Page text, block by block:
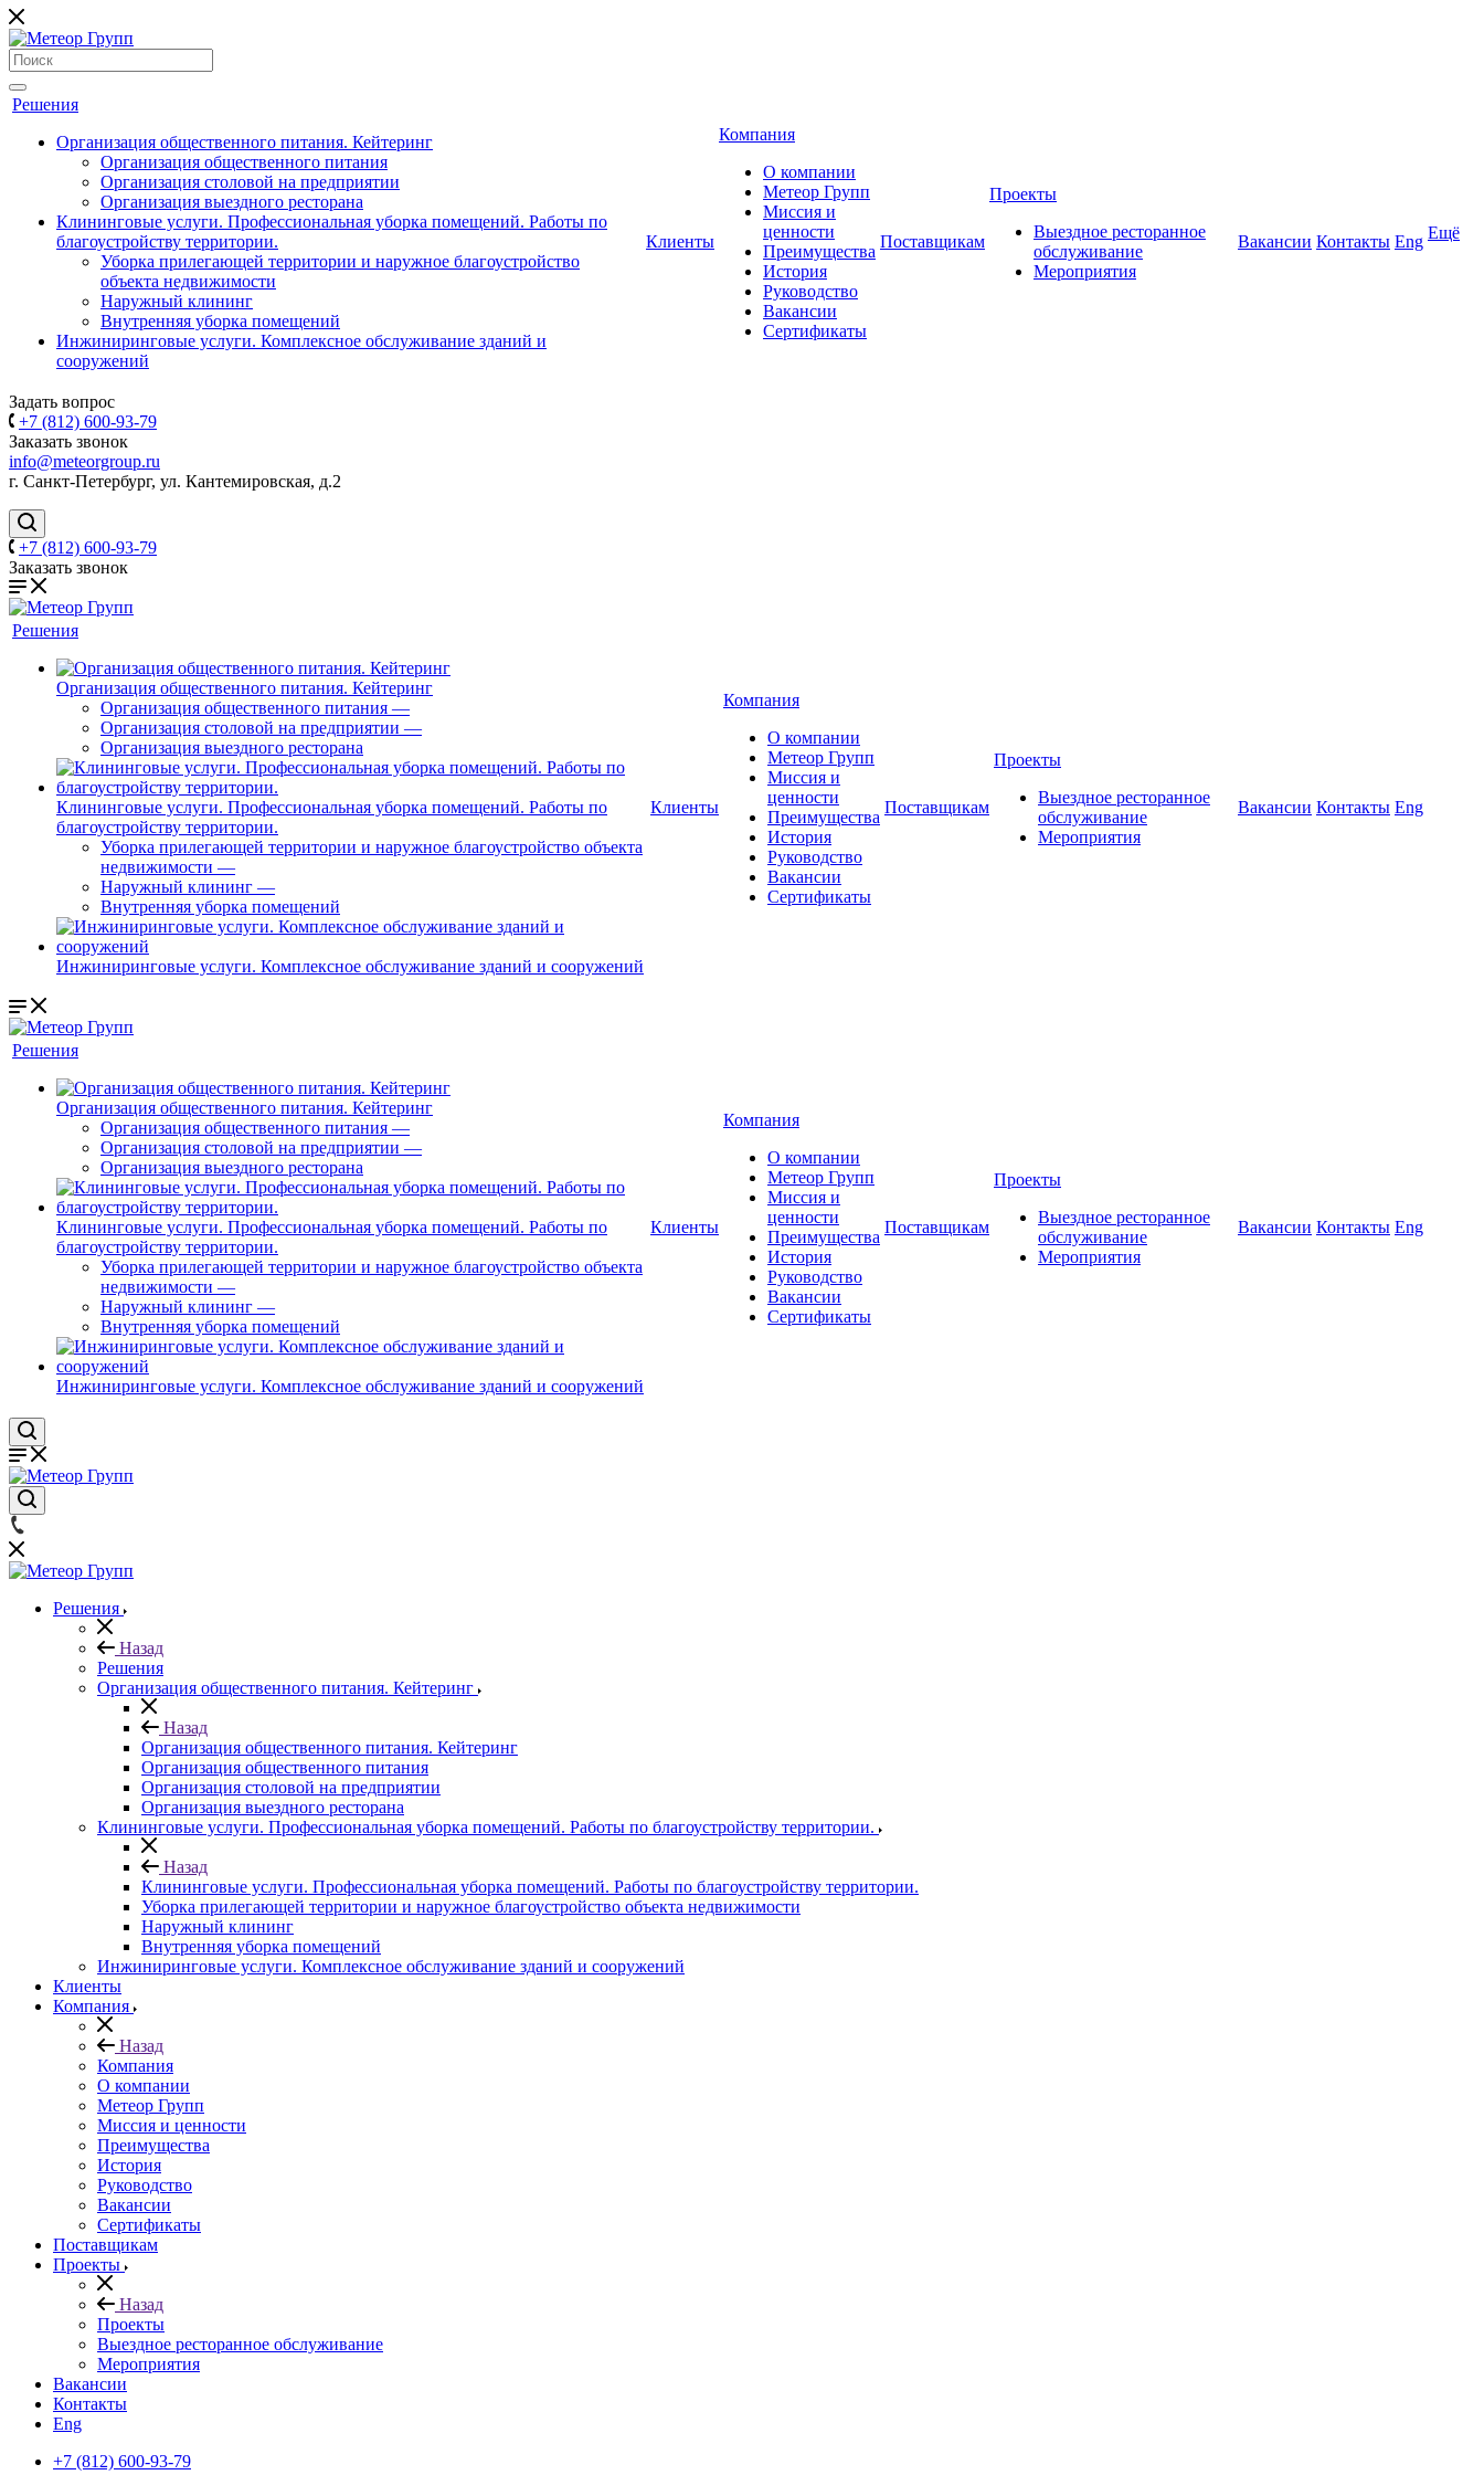
Решения
Организация общественного питания. Кейтеринг
Организация общественного питания
Организация столовой на предприятии
Организация выездного ресторана
Клининговые услуги. Профессиональная уборка помещений. Работы по
благоустройству территории.
Уборка прилегающей территории и наружное благоустройство
объекта недвижимости
Наружный клининг
Внутренняя уборка помещений
Инжиниринговые услуги. Комплексное обслуживание зданий и
сооружений
Клиенты
Компания
О компании
Метеор Групп
Миссия и
ценности
Преимущества
История
Руководство
Вакансии
Сертификаты
Поставщикам
Проекты
Выездное ресторанное
обслуживание
Мероприятия
Вакансии Контакты Eng Ещё
Задать вопрос
+7 (812) 600-93-79
Заказать звонок
info@meteorgroup.ru
г. Санкт-Петербург, ул. Кантемировская, д.2
+7 (812) 600-93-79
Заказать звонок
Решения
Организация общественного питания. Кейтеринг
Организация общественного питания —
Организация столовой на предприятии —
Организация выездного ресторана
Клининговые услуги. Профессиональная уборка помещений. Работы по
благоустройству территории.
Уборка прилегающей территории и наружное благоустройство объекта
недвижимости —
Наружный клининг —
Внутренняя уборка помещений
Инжиниринговые услуги. Комплексное обслуживание зданий и сооружений
Клиенты
Компания
О компании
Метеор Групп
Миссия и
ценности
Преимущества
История
Руководство
Вакансии
Сертификаты
Поставщикам
Проекты
Выездное ресторанное
обслуживание
Мероприятия
Вакансии Контакты Eng
Решения
Организация общественного питания. Кейтеринг
Организация общественного питания —
Организация столовой на предприятии —
Организация выездного ресторана
Клининговые услуги. Профессиональная уборка помещений. Работы по
благоустройству территории.
Уборка прилегающей территории и наружное благоустройство объекта
недвижимости —
Наружный клининг —
Внутренняя уборка помещений
Инжиниринговые услуги. Комплексное обслуживание зданий и сооружений
Клиенты
Компания
О компании
Метеор Групп
Миссия и
ценности
Преимущества
История
Руководство
Вакансии
Сертификаты
Поставщикам
Проекты
Выездное ресторанное
обслуживание
Мероприятия
Вакансии Контакты Eng
Решения
Назад
Решения
Организация общественного питания. Кейтеринг
Назад
Организация общественного питания. Кейтеринг
Организация общественного питания
Организация столовой на предприятии
Организация выездного ресторана
Клининговые услуги. Профессиональная уборка помещений. Работы по благоустройству территории.
Назад
Клининговые услуги. Профессиональная уборка помещений. Работы по благоустройству территории.
Уборка прилегающей территории и наружное благоустройство объекта недвижимости
Наружный клининг
Внутренняя уборка помещений
Инжиниринговые услуги. Комплексное обслуживание зданий и сооружений
Клиенты
Компания
Назад
Компания
О компании
Метеор Групп
Миссия и ценности
Преимущества
История
Руководство
Вакансии
Сертификаты
Поставщикам
Проекты
Назад
Проекты
Выездное ресторанное обслуживание
Мероприятия
Вакансии
Контакты
Eng
+7 (812) 600-93-79